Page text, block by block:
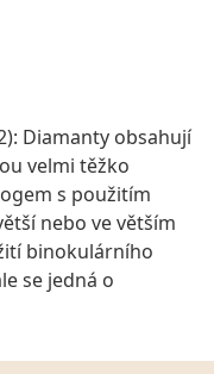
Diamanty obsahují
velmi těžko
s použitím
nebo ve větším
binokulárního
se jedná o